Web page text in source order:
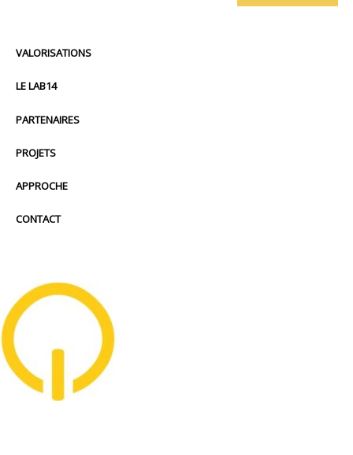
VALORISATIONS
LE LAB14
PARTENAIRES
PROJETS
APPROCHE
CONTACT